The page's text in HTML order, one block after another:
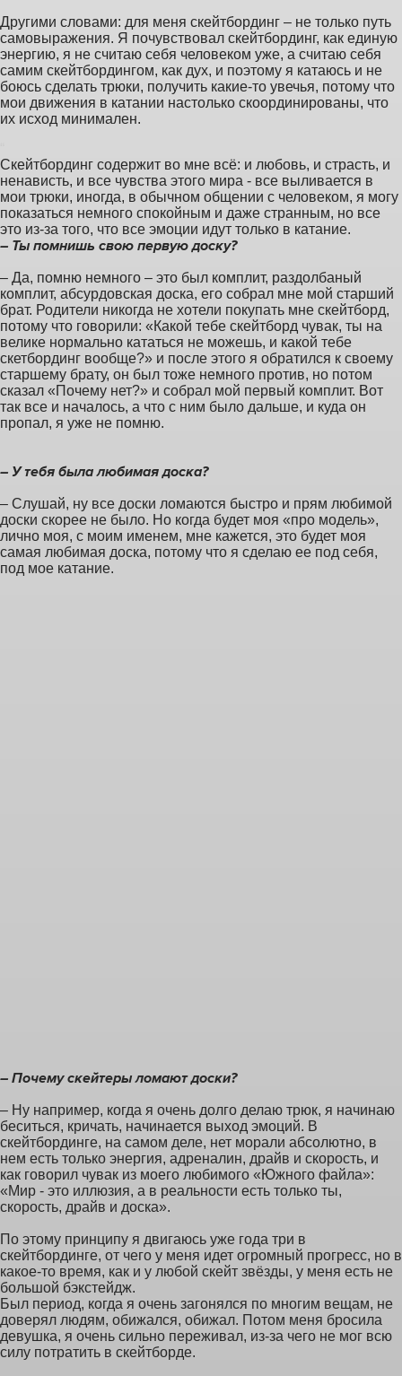
Другими словами: для меня скейтбординг – не только путь
самовыражения. Я почувствовал скейтбординг, как единую
энергию, я не считаю себя человеком уже, а считаю себя
самим скейтбордингом, как дух, и поэтому я катаюсь и не
боюсь сделать трюки, получить какие-то увечья, потому что
мои движения в катании настолько скоординированы, что
их исход минимален.
Скейтбординг содержит во мне всё: и любовь, и страсть, и
ненависть, и все чувства этого мира - все выливается в
мои трюки, иногда, в обычном общении с человеком, я могу
показаться немного спокойным и даже странным, но все
это из-за того, что все эмоции идут только в катание.
– Ты помнишь свою первую доску?
– Да, помню немного – это был комплит, раздолбаный
комплит, абсурдовская доска, его собрал мне мой старший
брат. Родители никогда не хотели покупать мне скейтборд,
потому что говорили: «Какой тебе скейтборд чувак, ты на
велике нормально кататься не можешь, и какой тебе
скетбординг вообще?» и после этого я обратился к своему
старшему брату, он был тоже немного против, но потом
сказал «Почему нет?» и собрал мой первый комплит. Вот
так все и началось, а что с ним было дальше, и куда он
пропал, я уже не помню.
– У тебя была любимая доска?
– Слушай, ну все доски ломаются быстро и прям любимой
доски скорее не было. Но когда будет моя «про модель»,
лично моя, с моим именем, мне кажется, это будет моя
самая любимая доска, потому что я сделаю ее под себя,
под мое катание.
– Почему скейтеры ломают доски?
– Ну например, когда я очень долго делаю трюк, я начинаю
беситься, кричать, начинается выход эмоций. В
скейтбординге, на самом деле, нет морали абсолютно, в
нем есть только энергия, адреналин, драйв и скорость, и
как говорил чувак из моего любимого «Южного файла»:
«Мир - это иллюзия, а в реальности есть только ты,
скорость, драйв и доска».
По этому принципу я двигаюсь уже года три в
скейтбординге, от чего у меня идет огромный прогресс, но в
какое-то время, как и у любой скейт звёзды, у меня есть не
большой бэкстейдж.
Был период, когда я очень загонялся по многим вещам, не
доверял людям, обижался, обижал. Потом меня бросила
девушка, я очень сильно переживал, из-за чего не мог всю
силу потратить в скейтборде.